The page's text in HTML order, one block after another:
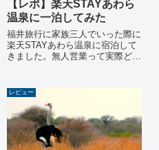
【レポ】楽天STAYあわら
温泉に一泊してみた
福井旅行に家族三人でいった際に
楽天STAYあわら温泉に宿泊して
きました。無人営業って実際どう
レビュー